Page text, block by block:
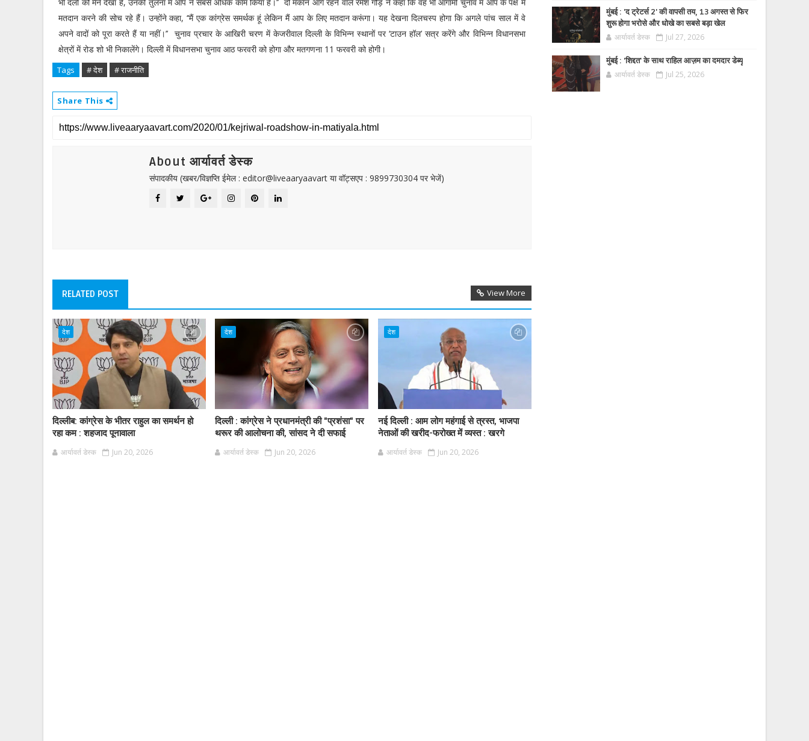
मतदान करने की सोच रहे हैं। उन्होंने कहा, ‘‘मैं एक कांग्रेस समर्थक हूं लेकिन मैं आप के लिए मतदान करूंगा। यह देखना दिलचस्प होगा कि अगले पांच साल में वे
अपने वादों को पूरा करते हैं या नहीं।’’ चुनाव प्रचार के आखिरी चरण में केजरीवाल दिल्ली के विभिन्न स्थानों पर ‘टाउन हॉल’ सत्र करेंगे और विभिन्न विधानसभा
क्षेत्रों में रोड शो भी निकालेंगे। दिल्ली में विधानसभा चुनाव आठ फरवरी को होगा और मतगणना 11 फरवरी को होगी।
Tags # देश # राजनीति
Share This
About आर्यावर्त डेस्क
संपादकीय (खबर/विज्ञप्ति ईमेल : editor@liveaaryaavart या वॉट्सएप : 9899730304 पर भेजें)
RELATED POST View More
देश
दिल्लीब: कांग्रेस के भीतर राहुल का समर्थन हो
रहा कम : शहजाद पूनावाला
आर्यावर्त डेस्क Jun 20, 2026
देश
दिल्ली : कांग्रेस ने प्रधानमंत्री की "प्रशंसा" पर
थरूर की आलोचना की, सांसद ने दी सफाई
आर्यावर्त डेस्क Jun 20, 2026
देश
नई दिल्ली : आम लोग महंगाई से त्रस्त, भाजपा
नेताओं की खरीद-फरोख्त में व्यस्त : खरगे
आर्यावर्त डेस्क Jun 20, 2026
मुंबई : 'द ट्रेटर्स 2' की वापसी तय, 13 अगस्त से फिर
शुरू होगा भरोसे और धोखे का सबसे बड़ा खेल
आर्यावर्त डेस्क Jul 27, 2026
मुंबई : 'शिद्दत' के साथ राहिल आज़म का दमदार डेब्यू
आर्यावर्त डेस्क Jul 25, 2026